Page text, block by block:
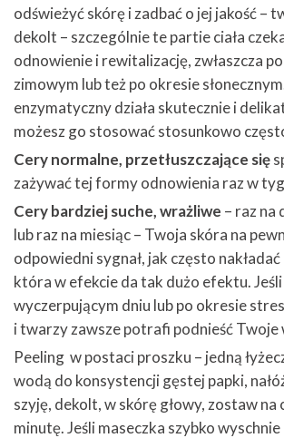
odświeżyć skórę i zadbać o jej jakość –
dekolt – szczególnie te partie ciała
odnowienie i rewitalizację, zwłaszcza
zimowym lub też po okresie
enzymatyczny działa skutecznie i
możesz go stosować stosunkowo
Cery normalne, przetłuszczające się
zażywać tej formy odnowienia raz w
Cery bardziej suche, wrażliwe – raz na
lub raz na miesiąc – Twoja skóra na
odpowiedni sygnał, jak często
która w efekcie da tak dużo efektu.
wyczerpującym dniu lub po okresie
i twarzy zawsze potrafi podnieść Twoje
Peeling w postaci proszku – jedną
wodą do konsystencji gęstej papki,
szyję, dekolt, w skórę głowy, zostaw na
minutę. Jeśli maseczka szybko